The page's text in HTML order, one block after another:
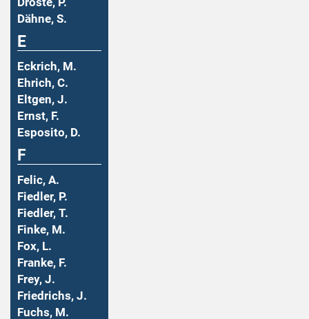
Dähne, S.
E
Eckrich, M.
Ehrich, C.
Eltgen, J.
Ernst, F.
Esposito, D.
F
Felic, A.
Fiedler, P.
Fiedler, T.
Finke, M.
Fox, L.
Franke, F.
Frey, J.
Friedrichs, J.
Fuchs, M.